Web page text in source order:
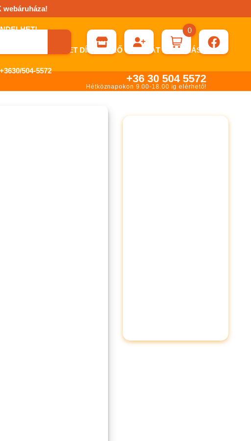
webáruháza!
ESETÉN KÉRHET DÍJBEKÉRŐ SZÁMLÁT ÁTUTALÁSHOZ.
504-5572
0
+36 30 504 5572
Hétköznapokon 9.00-18.00 ig elérhető!